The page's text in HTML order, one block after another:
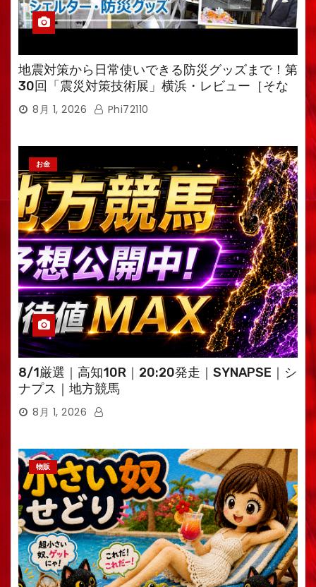
地震対策から日常使いできる防災グッズまで！第
30回「震災対策技術展」横浜・レビュー［そな
えるTV・高荷智也］
8月 1, 2026 Phi72110
お金
8/1厳選｜高知10R｜20:20発走｜SYNAPSE｜シ
ナプス｜地方競馬
8月 1, 2026
物販